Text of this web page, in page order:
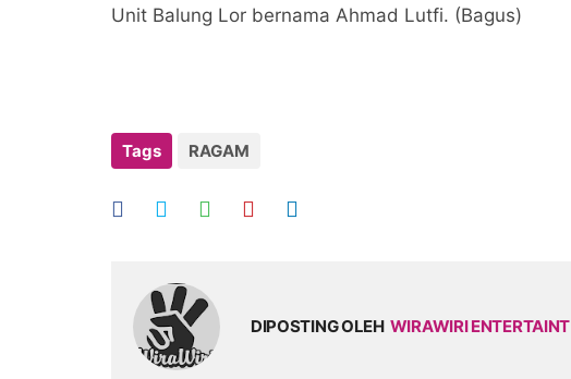
Unit Balung Lor bernama Ahmad Lutfi. (Bagus)
Tags RAGAM
DIPOSTING OLEH WIRAWIRI ENTERTAINT